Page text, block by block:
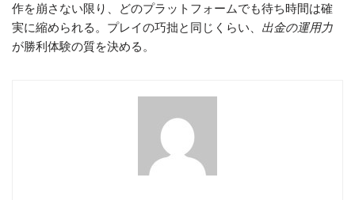
作を崩さない限り、どのプラットフォームでも待ち時間は確
実に縮められる。プレイの巧拙と同じくらい、 出金の運用力
が勝利体験の質を決める。